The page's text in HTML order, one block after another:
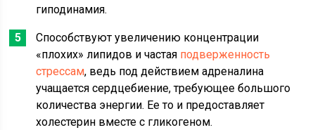
гиподинамия.
Способствуют увеличению концентрации
«плохих» липидов и частая подверженность
стрессам, ведь под действием адреналина
учащается сердцебиение, требующее большого
количества энергии. Ее то и предоставляет
холестерин вместе с гликогеном.